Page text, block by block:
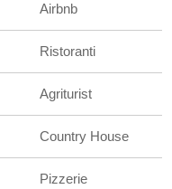
Airbnb
Ristoranti
Agriturist
Country House
Pizzerie